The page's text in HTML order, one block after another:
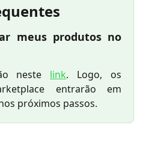
meus produtos no
neste link. Logo, os
entrarão em
próximos passos.